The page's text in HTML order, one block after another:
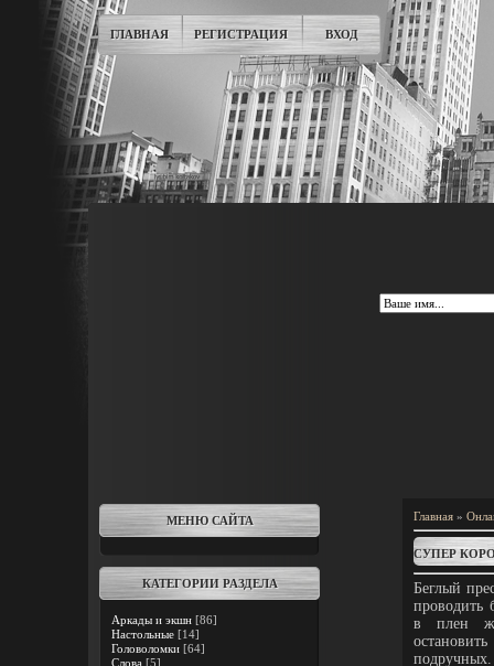
ГЛАВНАЯ РЕГИСТРАЦИЯ ВХОД
МЕНЮ САЙТА
КАТЕГОРИИ РАЗДЕЛА
Аркады и экшн [86]
Настольные [14]
Головоломки [64]
Слова [5]
Главная »
СУПЕР
Беглый
проводить
в плен
подручных.